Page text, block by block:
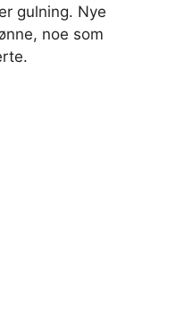
gulning. Nye
noe som